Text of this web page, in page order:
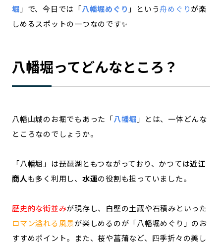
堀 」で、今日では「八幡堀めぐり 」という舟めぐりが楽
しめるスポットの一つなのです✨
八幡堀ってどんなところ？
八幡山城のお堀でもあった「八幡堀 」とは、一体どんな
ところなのでしょうか。
「八幡堀」は琵琶湖ともつながっており、かつては近江
商人も多く利用し、 水運の役割も担っていました。
歴史的な街並みが現存し、白壁の土蔵や石積みといった
ロマン溢れる風景が楽しめるのが「八幡堀めぐり」のお
すすめポイント。また、桜や菖蒲など、四季折々の美し